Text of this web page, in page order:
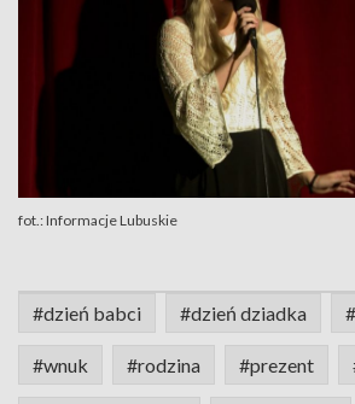
fot.: Informacje Lubuskie
#dzień babci #dzień dziadka
#wnuk #rodzina #prezent